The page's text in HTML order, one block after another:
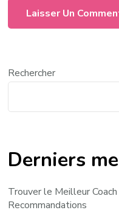
Rechercher
Derniers
Trouver le Meilleur
Recommandations